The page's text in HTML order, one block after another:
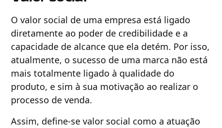
O valor social de uma empresa está ligado
diretamente ao poder de credibilidade e a
capacidade de alcance que ela detém. Por isso,
atualmente, o sucesso de uma marca não está
mais totalmente ligado à qualidade do
produto, e sim à sua motivação ao realizar o
processo de venda.
Assim, define-se valor social como a atuação